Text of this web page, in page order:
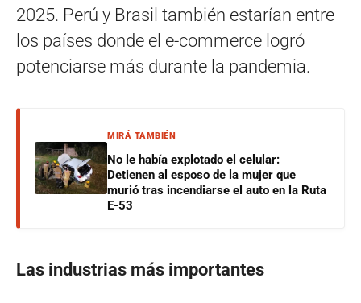
2025. Perú y Brasil también estarían entre
los países donde el e-commerce logró
potenciarse más durante la pandemia.
MIRÁ TAMBIÉN
No le había explotado el celular:
Detienen al esposo de la mujer que
murió tras incendiarse el auto en la Ruta
E-53
Las industrias más importantes